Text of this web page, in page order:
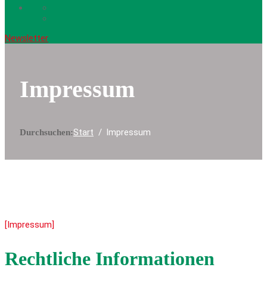
Newsletter
Impressum
Durchsuchen:Start Impressum
[Impressum]
Rechtliche Informationen